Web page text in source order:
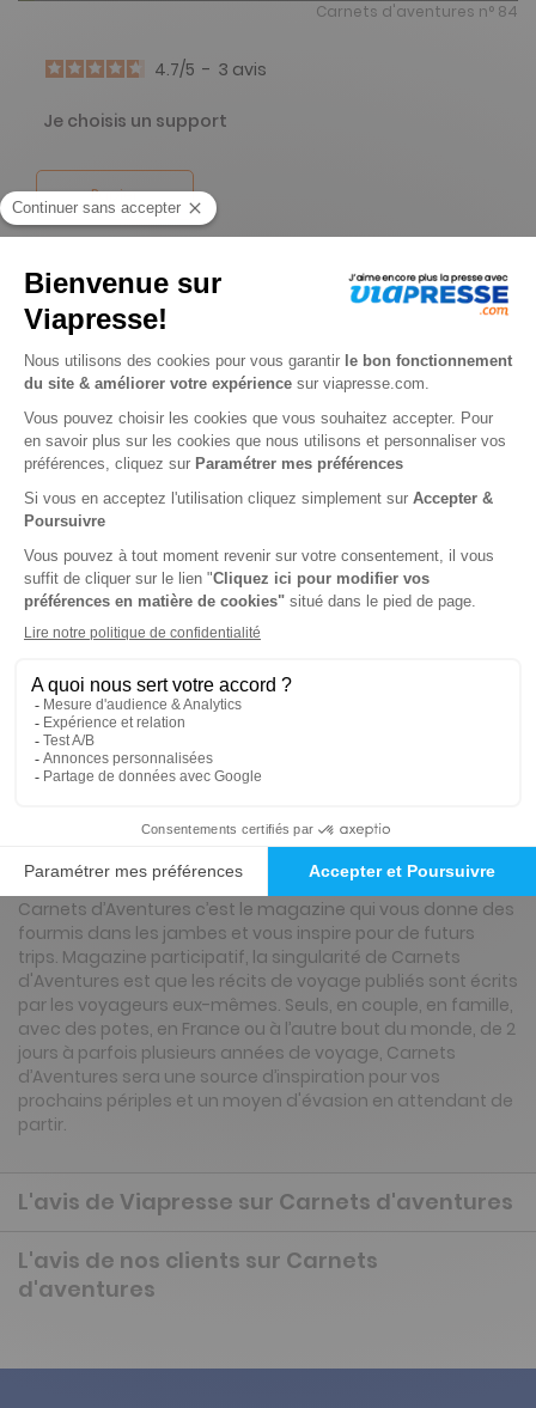
Carnets d'aventures n° 84
4.7/5 - 3 avis
Je choisis un support
Papier
Abonnement 1 an
4 n° • Papier + Version digitale offerte
23€80 Tarif Kiosque : 30€80
Tarif France métropolitaine
Renouvellement à date d’anniversaire
-30%
Abonnement 2 ans
8 n° • Papier + Version digitale offerte
43€35 Tarif Kiosque :
Tarif France métropolitaine
Renouvellement à date d’anniversaire
d'aventures
Carnets d’Aventures c’est le magazine qui vous donne des
fourmis dans les jambes et vous inspire pour de futurs
trips. Magazine participatif, la singularité de Carnets
d'Aventures est que les récits de voyage publiés sont écrits
par les voyageurs eux-mêmes. Seuls, en couple, en famille,
avec des potes, en France ou à l’autre bout du monde, de 2
jours à parfois plusieurs années de voyage, Carnets
d’Aventures sera une source d’inspiration pour vos
prochains périples et un moyen d'évasion en attendant de
partir.
L'avis de Viapresse sur Carnets d'aventures
L'avis de nos clients sur Carnets
d'aventures